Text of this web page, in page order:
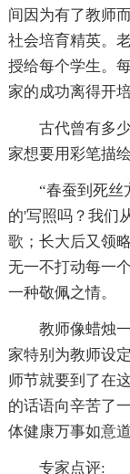
间因为有了教师
社会培育精英。
授给每个学生。
家的成功离得开
古代曾有多少
家想要用彩笔描
“春蚕到死丝方
的'写照吗？我们
歌；长大后又领
无一不打动每一
一种敬佩之情。
教师像蜡烛一
家特别为教师设
师节就要到了在
的话语向辛苦了
体健康万事如意
专家点评: